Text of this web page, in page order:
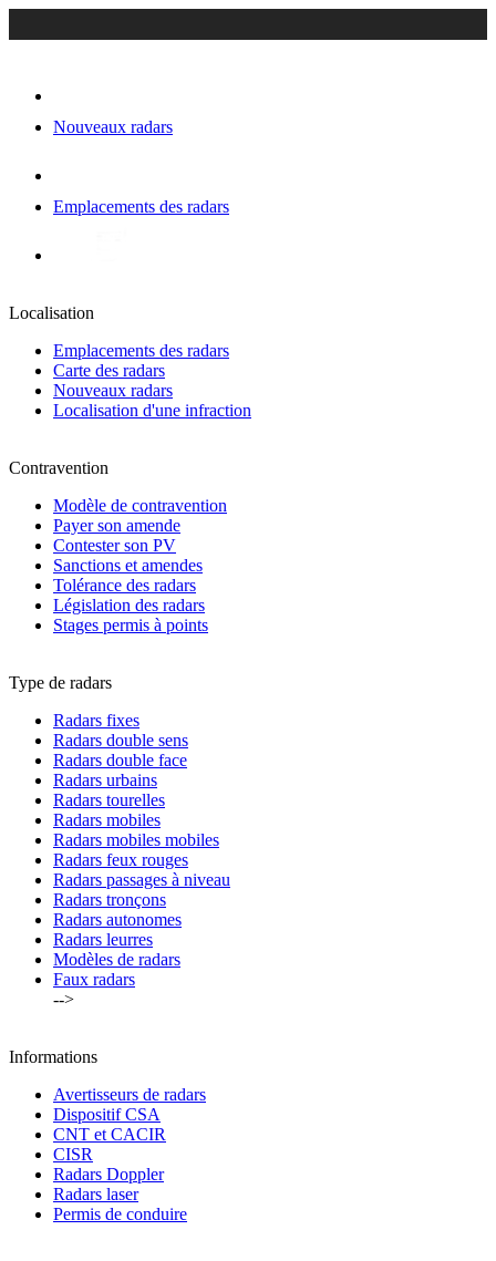
Nouveaux radars
Emplacements des radars
Localisation
Emplacements des radars
Carte des radars
Nouveaux radars
Localisation d'une infraction
Contravention
Modèle de contravention
Payer son amende
Contester son PV
Sanctions et amendes
Tolérance des radars
Législation des radars
Stages permis à points
Type de radars
Radars fixes
Radars double sens
Radars double face
Radars urbains
Radars tourelles
Radars mobiles
Radars mobiles mobiles
Radars feux rouges
Radars passages à niveau
Radars tronçons
Radars autonomes
Radars leurres
Modèles de radars
Faux radars
-->
Informations
Avertisseurs de radars
Dispositif CSA
CNT et CACIR
CISR
Radars Doppler
Radars laser
Permis de conduire